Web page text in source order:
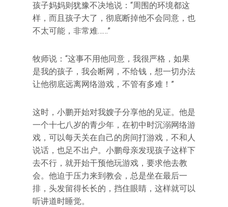
孩子妈妈则犹豫不决地说：“周围的环境都这
样，而且孩子大了，彻底断掉他不会同意，也
不太可能，非常难……”
牧师说：“这事不用他同意，我很严格，如果
是我的孩子，我会断网，不给钱，想一切办法
让他彻底远离网络游戏，不管有多难！”
这时，小鹏开始对我嫂子分享他的见证。他是
一个十七八岁的青少年，在初中时沉溺网络游
戏，可以每天关在自己的房间打游戏，不和人
说话，也足不出户。小鹏母亲发现孩子这样下
去不行，就开始干预他玩游戏，要求他去教
会。他迫于压力来到教会，总是坐在最后一
排，头发留得长长的，挡住眼睛，这样就可以
听讲道时睡觉。